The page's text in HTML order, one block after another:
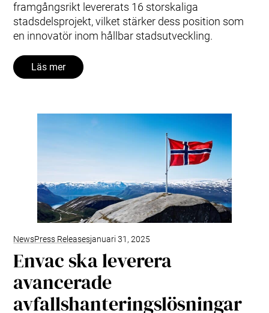
framgångsrikt levererats 16 storskaliga
stadsdelsprojekt, vilket stärker dess position som
en innovatör inom hållbar stadsutveckling.
Läs mer
NewsPress Releasesjanuari 31, 2025
Envac ska leverera
avancerade
avfallshanteringslösningar